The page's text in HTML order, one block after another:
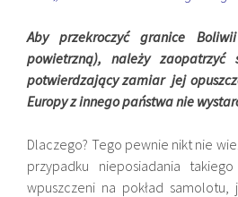
Aby przekroczyć granice
powietrzną), należy
potwierdzający zamiar jej
Europy z innego państwa nie
Dlaczego? Tego pewnie nikt nie
przypadku nieposiadania
wpuszczeni na pokład samolotu,